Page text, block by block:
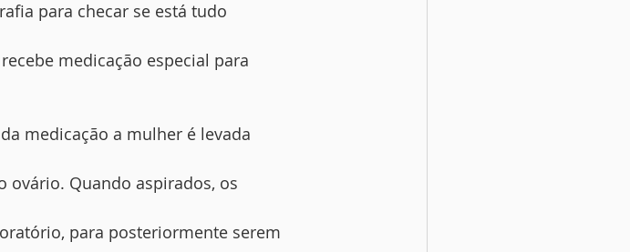
para checar se está tudo
medicação especial para
medicação a mulher é levada
ovário. Quando aspirados, os
para posteriormente serem